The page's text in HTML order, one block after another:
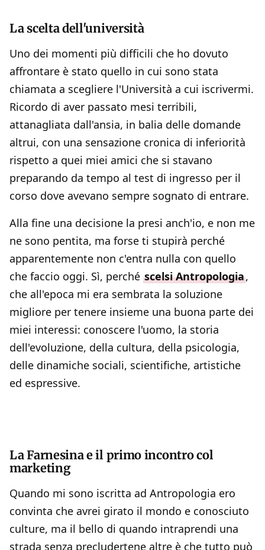
La scelta dell'università
Uno dei momenti più difficili che ho dovuto
affrontare è stato quello in cui sono stata
chiamata a scegliere l'Università a cui iscrivermi.
Ricordo di aver passato mesi terribili,
attanagliata dall'ansia, in balia delle domande
altrui, con una sensazione cronica di inferiorità
rispetto a quei miei amici che si stavano
preparando da tempo al test di ingresso per il
corso dove avevano sempre sognato di entrare.
Alla fine una decisione la presi anch'io, e non me
ne sono pentita, ma forse ti stupirà perché
apparentemente non c'entra nulla con quello
che faccio oggi. Sì, perché scelsi Antropologia,
che all'epoca mi era sembrata la soluzione
migliore per tenere insieme una buona parte dei
miei interessi: conoscere l'uomo, la storia
dell'evoluzione, della cultura, della psicologia,
delle dinamiche sociali, scientifiche, artistiche
ed espressive.
La Farnesina e il primo incontro col
marketing
Quando mi sono iscritta ad Antropologia ero
convinta che avrei girato il mondo e conosciuto
culture, ma il bello di quando intraprendi una
strada senza precludertene altre è che tutto può